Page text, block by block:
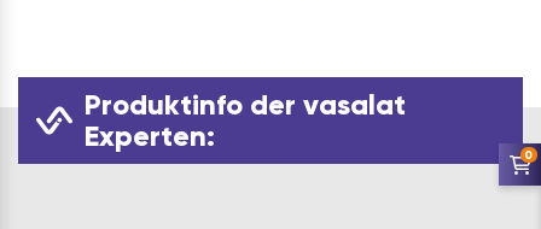
Produktinfo der vasalat
Experten:
0